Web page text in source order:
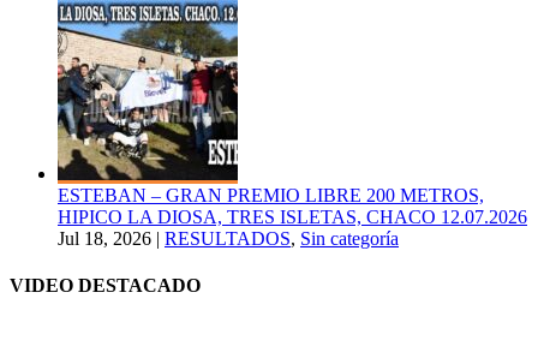
ESTEBAN – GRAN PREMIO LIBRE 200 METROS,
HIPICO LA DIOSA, TRES ISLETAS, CHACO 12.07.2026
Jul 18, 2026 | RESULTADOS, Sin categoría
VIDEO DESTACADO